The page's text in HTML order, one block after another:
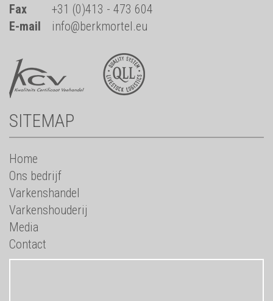
Fax
+31 (0)413 - 473 604
E-mail
info@berkmortel.eu
SITEMAP
Home
Ons bedrijf
Varkenshandel
Varkenshouderij
Media
Contact